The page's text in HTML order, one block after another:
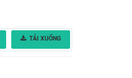
TẢI XUỐNG